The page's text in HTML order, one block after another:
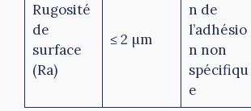
Rugosité
de
surface
(Ra)
≤ 2 µm
n de
l’adhésio
n non
spécifiqu
e